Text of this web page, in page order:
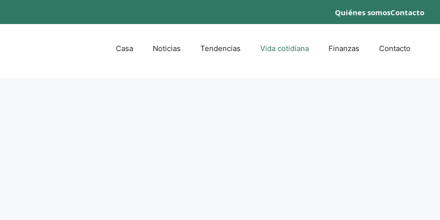
Quiénes somosContacto
Casa Noticias Tendencias Vida cotidiana Finanzas Contacto